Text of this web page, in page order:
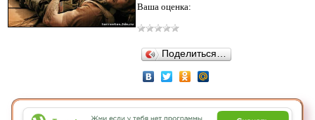
Ваша оценка:
Поделиться…